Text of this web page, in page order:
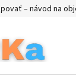
– návod na